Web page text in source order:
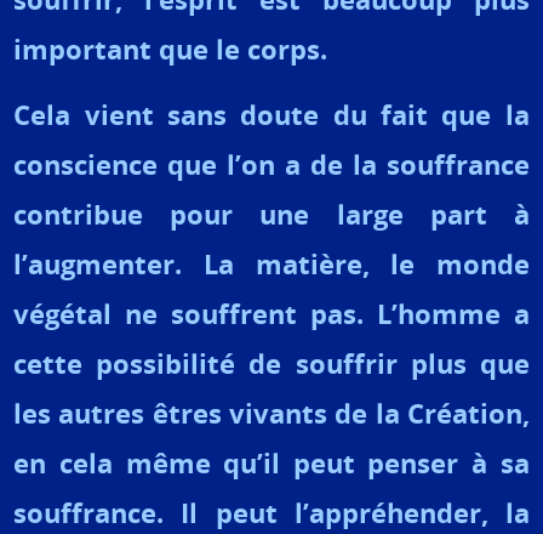
important que le corps.
Cela vient sans doute du fait que la
conscience que l’on a de la souffrance
contribue pour une large part à
l’augmenter. La matière, le monde
végétal ne souffrent pas. L’homme a
cette possibilité de souffrir plus que
les autres êtres vivants de la Création,
en cela même qu’il peut penser à sa
souffrance. Il peut l’appréhender, la